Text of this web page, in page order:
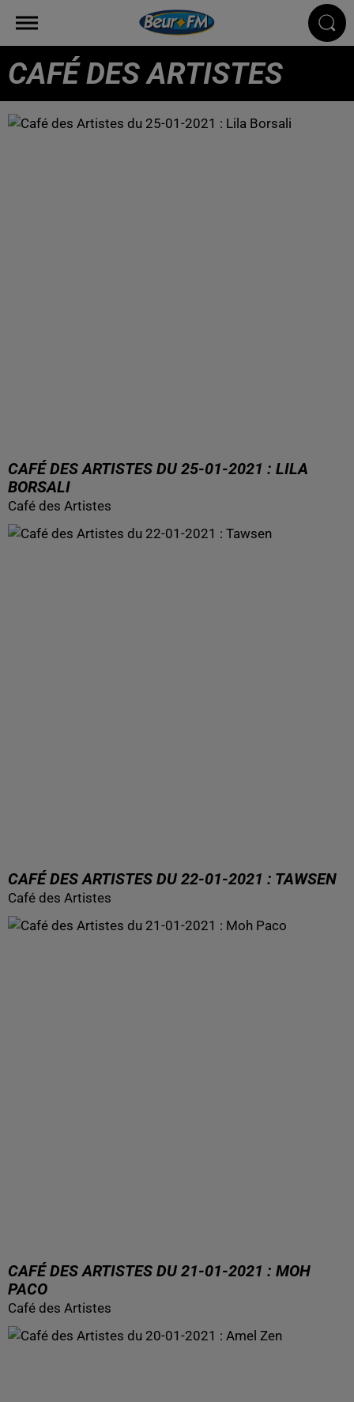
CAFÉ DES ARTISTES
CAFÉ DES ARTISTES DU 25-01-2021 : LILA
BORSALI
Café des Artistes
CAFÉ DES ARTISTES DU 22-01-2021 : TAWSEN
Café des Artistes
CAFÉ DES ARTISTES DU 21-01-2021 : MOH
PACO
Café des Artistes